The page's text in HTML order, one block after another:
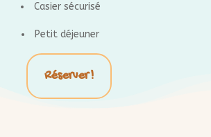
Casier sécurisé
Petit déjeuner
Réserver !